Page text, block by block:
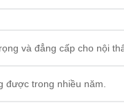
và đẳng cấp cho nội
được trong nhiều năm.